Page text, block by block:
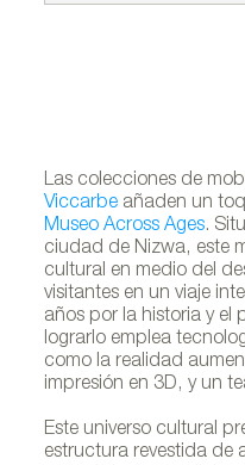
Las colecciones de
Viccarbe añaden un
Museo Across Ages.
ciudad de Nizwa, este
cultural en medio del
visitantes en un viaje
años por la historia y el
lograrlo emplea
como la realidad
impresión en 3D, y un
Este universo cultural
estructura revestida de